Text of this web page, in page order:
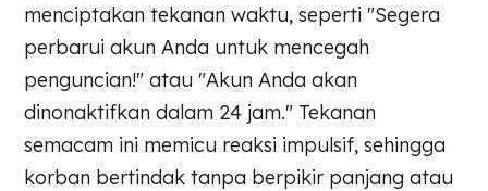
menciptakan tekanan waktu, seperti "Segera
perbarui akun Anda untuk mencegah
penguncian!" atau "Akun Anda akan
dinonaktifkan dalam 24 jam." Tekanan
semacam ini memicu reaksi impulsif, sehingga
korban bertindak tanpa berpikir panjang atau